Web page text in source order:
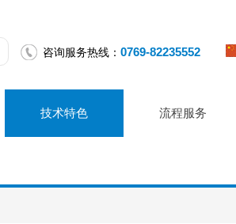
咨询服务热线： 0769-82235552
技术特色 流程服务